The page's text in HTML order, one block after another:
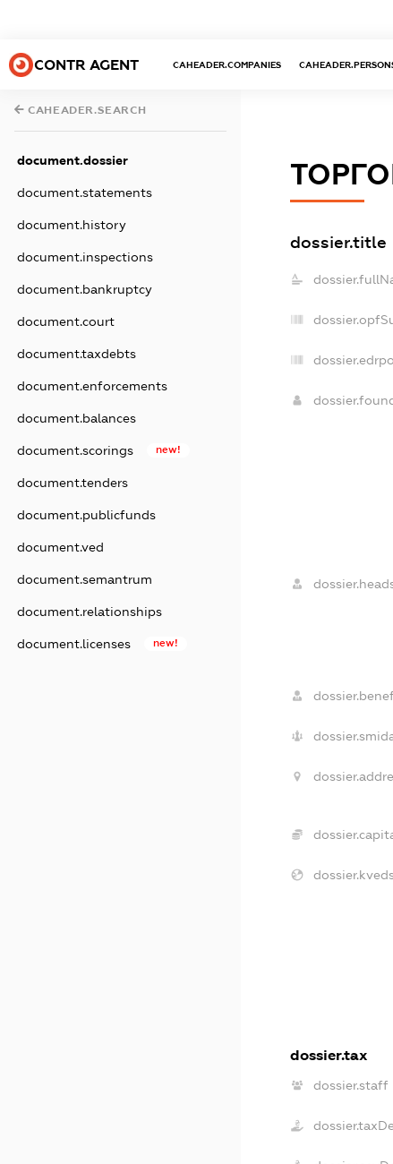
CONTR AGENT CAHEADER.COMPANIES
CAHEADER.SEARCH
document.dossier
document.statements
document.history
document.inspections
document.bankruptcy
document.court
document.taxdebts
document.enforcements
document.balances
document.scorings new!
document.tenders
document.publicfunds
document.ved
document.semantrum
document.relationships
document.licenses new!
dossier.title
dossier.tax
dossier.staff